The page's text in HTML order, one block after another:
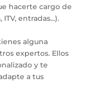
hacerte cargo de
entradas...).
alguna
expertos. Ellos
y te
a tus